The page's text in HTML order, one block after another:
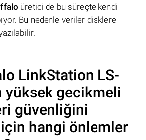
üretici de bu süreçte kendi
Bu nedenle veriler disklere
LinkStation LS-
yüksek gecikmeli
güvenliğini
hangi önlemler